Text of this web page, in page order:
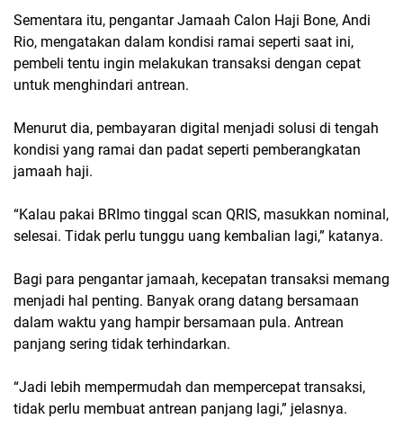
Sementara itu, pengantar Jamaah Calon Haji Bone, Andi
Rio, mengatakan dalam kondisi ramai seperti saat ini,
pembeli tentu ingin melakukan transaksi dengan cepat
untuk menghindari antrean.
Menurut dia, pembayaran digital menjadi solusi di tengah
kondisi yang ramai dan padat seperti pemberangkatan
jamaah haji.
“Kalau pakai BRImo tinggal scan QRIS, masukkan nominal,
selesai. Tidak perlu tunggu uang kembalian lagi,” katanya.
Bagi para pengantar jamaah, kecepatan transaksi memang
menjadi hal penting. Banyak orang datang bersamaan
dalam waktu yang hampir bersamaan pula. Antrean
panjang sering tidak terhindarkan.
“Jadi lebih mempermudah dan mempercepat transaksi,
tidak perlu membuat antrean panjang lagi,” jelasnya.